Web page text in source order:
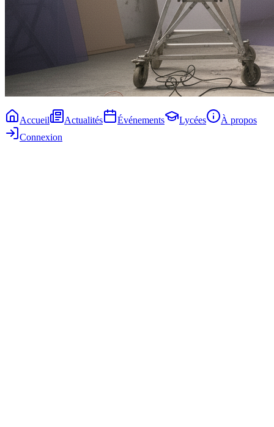
Accueil Actualités Événements Lycées
À propos
Connexion